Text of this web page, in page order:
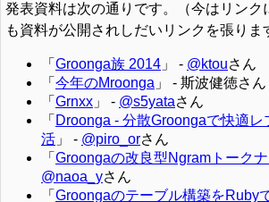
発表資料は次の通りです。（今はリンク
も資料が公開されしだいリンクを張りま
「 Groonga族 2014 」 - @ktouさん
「 今年のMroonga 」 - 斯波健徳さん
「 Grnxx 」 - @s5yataさん
「 Droonga - 分散Groongaで快適レ
活 」 - @piro_orさん
「 Groongaの改良型Ngramトーク
@naoa_yさん
「 Groongaのテーブル構築をRuby